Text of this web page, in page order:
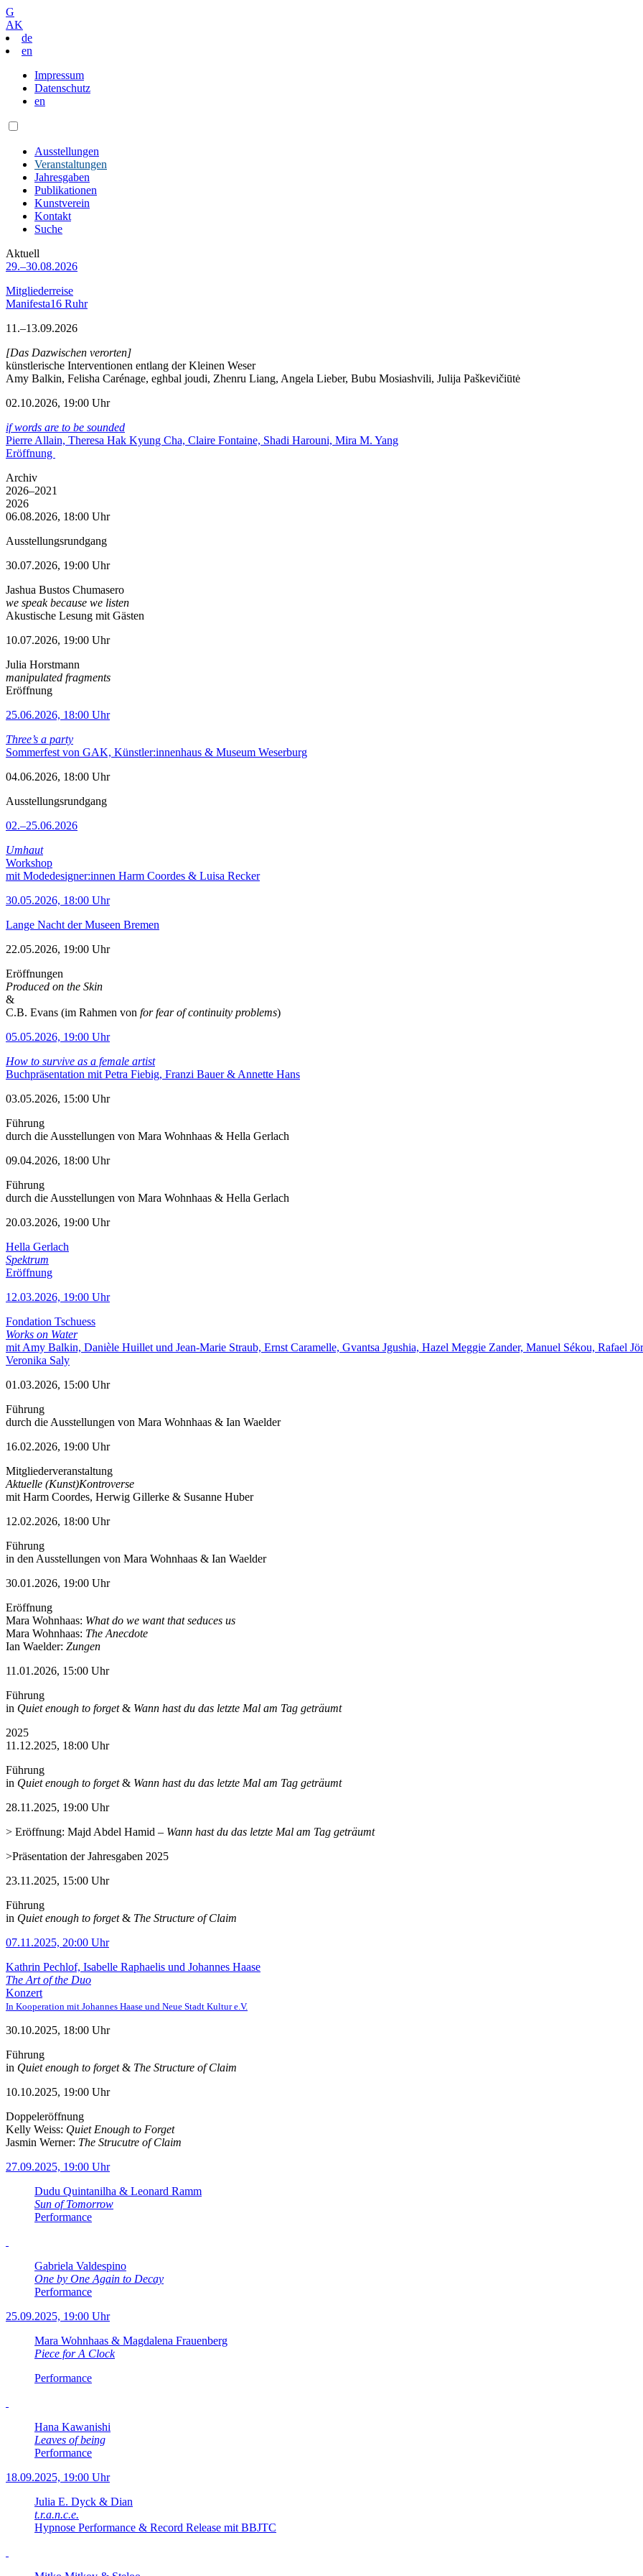
G
AK
de
en
Impressum
Datenschutz
en
Ausstellungen
Veranstaltungen
Jahresgaben
Publikationen
Kunstverein
Kontakt
Suche
Aktuell
29.–30.08.2026
Mitgliederreise
Manifesta16 Ruhr
11.–13.09.2026
[Das Dazwischen verorten]
künstlerische Interventionen entlang der Kleinen Weser
Amy Balkin, Felisha Carénage, eghbal joudi, Zhenru Liang, Angela Lieber, Bubu Mosiashvili, Julija Paškevičiūtė
02.10.2026, 19:00 Uhr
if words are to be sounded
Pierre Allain, Theresa Hak Kyung Cha, Claire Fontaine, Shadi Harouni, Mira M. Yang
Eröffnung
Archiv
2026–2021
2026
06.08.2026, 18:00 Uhr
Ausstellungsrundgang
30.07.2026, 19:00 Uhr
Jashua Bustos Chumasero
we speak because we listen
Akustische Lesung mit Gästen
10.07.2026, 19:00 Uhr
Julia Horstmann
manipulated fragments
Eröffnung
25.06.2026, 18:00 Uhr
Three’s a party
Sommerfest von GAK, Künstler:innenhaus & Museum Weserburg
04.06.2026, 18:00 Uhr
Ausstellungsrundgang
02.–25.06.2026
Umhaut
Workshop
mit Modedesigner:innen Harm Coordes & Luisa Recker
30.05.2026, 18:00 Uhr
Lange Nacht der Museen Bremen
22.05.2026, 19:00 Uhr
Eröffnungen
Produced on the Skin
&
C.B. Evans (im Rahmen von for fear of continuity problems)
05.05.2026, 19:00 Uhr
How to survive as a female artist
Buchpräsentation mit Petra Fiebig, Franzi Bauer & Annette Hans
03.05.2026, 15:00 Uhr
Führung
durch die Ausstellungen von Mara Wohnhaas & Hella Gerlach
09.04.2026, 18:00 Uhr
Führung
durch die Ausstellungen von Mara Wohnhaas & Hella Gerlach
20.03.2026, 19:00 Uhr
Hella Gerlach
Spektrum
Eröffnung
12.03.2026, 19:00 Uhr
Fondation Tschuess
Works on Water
mit Amy Balkin, Danièle Huillet und Jean-Marie Straub, Ernst Caramelle, Gvantsa Jgushia, Hazel Meggie Zander, Manuel Sékou, Rafael
Veronika Saly
01.03.2026, 15:00 Uhr
Führung
durch die Ausstellungen von Mara Wohnhaas & Ian Waelder
16.02.2026, 19:00 Uhr
Mitgliederveranstaltung
Aktuelle (Kunst)Kontroverse
mit Harm Coordes, Herwig Gillerke & Susanne Huber
12.02.2026, 18:00 Uhr
Führung
in den Ausstellungen von Mara Wohnhaas & Ian Waelder
30.01.2026, 19:00 Uhr
Eröffnung
Mara Wohnhaas: What do we want that seduces us
Mara Wohnhaas: The Anecdote
Ian Waelder: Zungen
11.01.2026, 15:00 Uhr
Führung
in Quiet enough to forget& Wann hast du das letzte Mal am Tag geträumt
2025
11.12.2025, 18:00 Uhr
Führung
in Quiet enough to forget& Wann hast du das letzte Mal am Tag geträumt
28.11.2025, 19:00 Uhr
> Eröffnung: Majd Abdel Hamid – Wann hast du das letzte Mal am Tag geträumt
>Präsentation der Jahresgaben 2025
23.11.2025, 15:00 Uhr
Führung
in Quiet enough to forget& The Structure of Claim
07.11.2025, 20:00 Uhr
Kathrin Pechlof, Isabelle Raphaelis und Johannes Haase
The Art of the Duo
Konzert
In Kooperation mit Johannes Haase und Neue Stadt Kultur e.V.
30.10.2025, 18:00 Uhr
Führung
in Quiet enough to forget& The Structure of Claim
10.10.2025, 19:00 Uhr
Doppeleröffnung
Kelly Weiss: Quiet Enough to Forget
Jasmin Werner: The Strucutre of Claim
27.09.2025, 19:00 Uhr
Dudu Quintanilha & Leonard Ramm
Sun of Tomorrow
Performance
Gabriela Valdespino
One by One Again to Decay
Performance
25.09.2025, 19:00 Uhr
Mara Wohnhaas & Magdalena Frauenberg
Piece for A Clock
Performance
Hana Kawanishi
Leaves of being
Performance
18.09.2025, 19:00 Uhr
Julia E. Dyck & Dian
t.r.a.n.c.e.
Hypnose Performance & Record Release mit BBJTC